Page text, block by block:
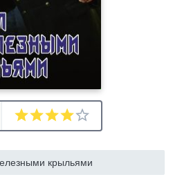
крыльями